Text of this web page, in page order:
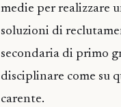
medie per realizzare
soluzioni di
secondaria di primo
disciplinare come su
carente.